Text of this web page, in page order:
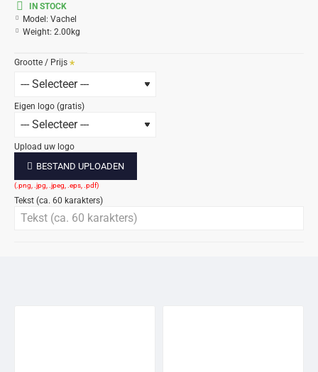
IN STOCK
Model: Vachel
Weight: 2.00kg
Grootte / Prijs
Eigen logo (gratis)
Upload uw logo
BESTAND UPLOADEN
Tekst (ca. 60 karakters)